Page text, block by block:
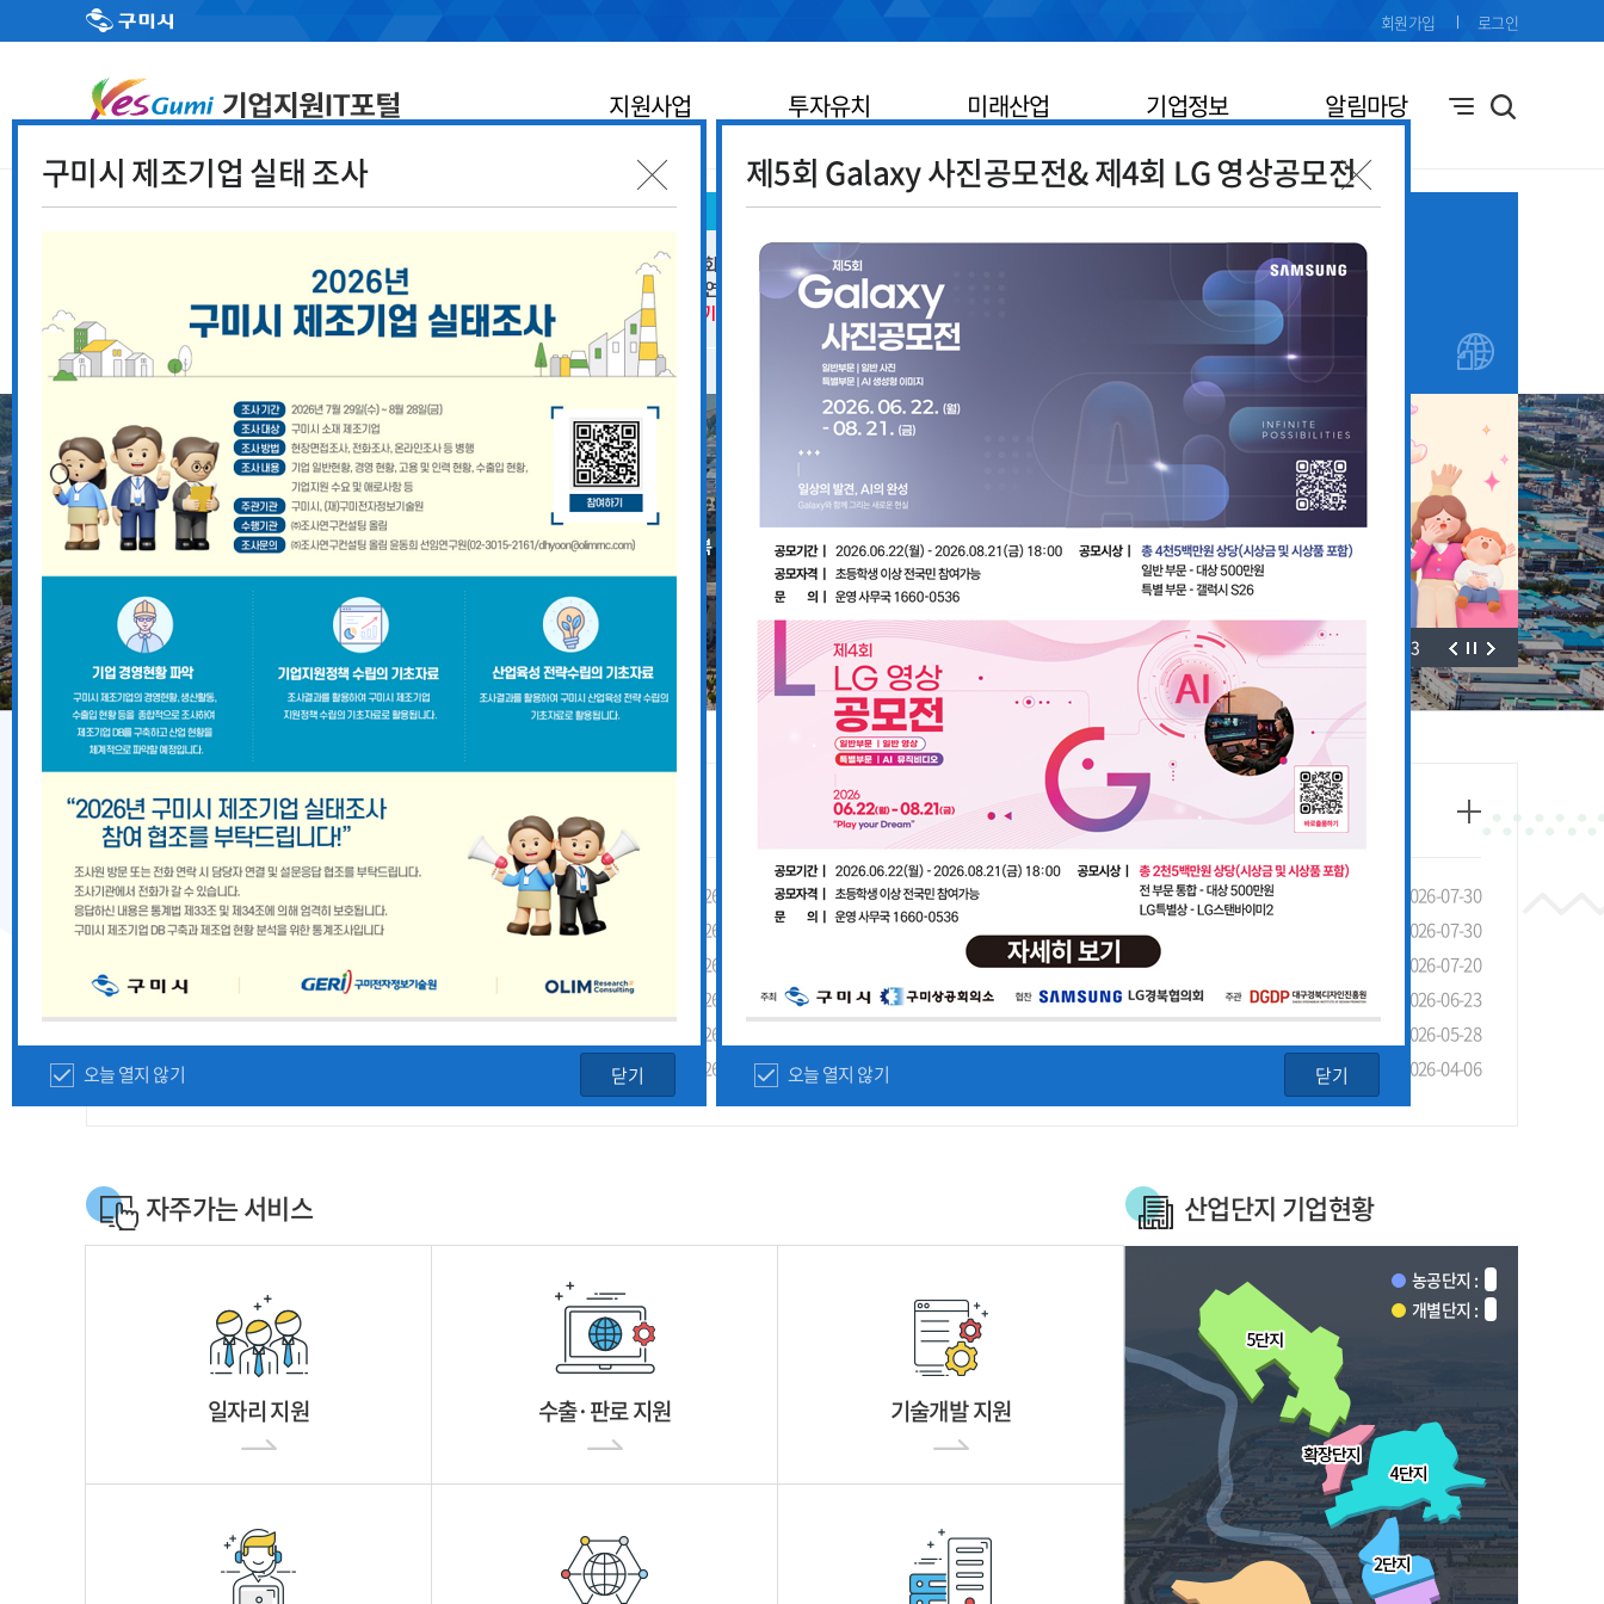
지원사업 투자유치 미래산업 기업정보 알림마당
회원가입 로그인
제5회 Galaxy 사진공모전& 제4회 LG 영상공모전
오늘 열지 않기 닫기
구미시 제조기업 실태 조사
오늘 열지 않기 닫기
기업애로
창업지원
안내
/3
기업지원 공고
2026-08-03
2026년 8월 구미시 중소기업 시설자금 융자지원 안내
2026-07-27
2026-07-10
2026-07-08
2026-07-01
경상북도 중대재해 예방 사각지대 해소 지원사업 모집공고
2026-06-26
공지사항
「2026년 구미시 제조기업 실태조사」실시 안내 및 협조 요청
2026-07-30
[장애인복지과] 장애인 고용개선 장려금 제도 안내
2026-07-30
2026년 구미시 시민안전보험 안내
2026-07-20
제5회 Galaxy 사진공모전& 제4회 LG 영상공모전 개최
2026-06-23
2026-05-28
2026년 가족친화기업 인증 신청 안내
2026-04-06
자주가는 서비스
일자리 지원 수출·판로 지원 기술개발 지원
산업단지 기업현황
농공단지 :
개별단지 :